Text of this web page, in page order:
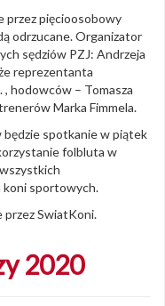
przez pięcioosobowy
odrzucane. Organizator
sędziów PZJ: Andrzeja
reprezentanta
, hodowców – Tomasza
Marka Fimmela.
będzie spotkanie w piątek
folbluta w
koni sportowych.
przez SwiatKoni.
2020